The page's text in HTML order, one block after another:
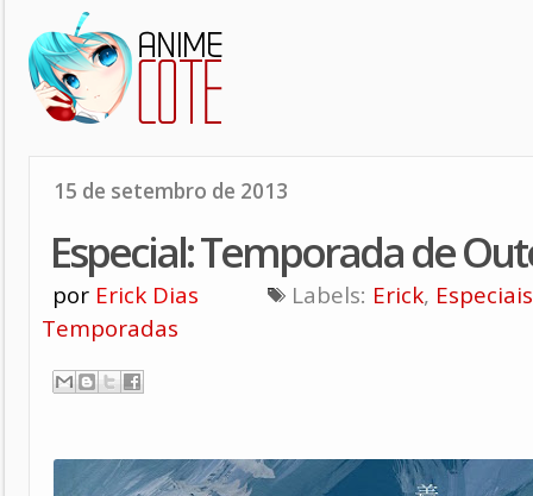
15 de setembro de 2013
Especial: Temporada de
por Erick Dias Labels: Erick, Especiais
Temporadas